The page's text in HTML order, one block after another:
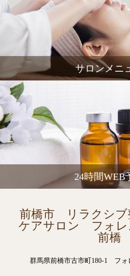
サロンメニ
24時間WEB
前橋市 リラクシブ
ケアサロン フォレ
前橋
群馬県前橋市古市町180-1 フォ